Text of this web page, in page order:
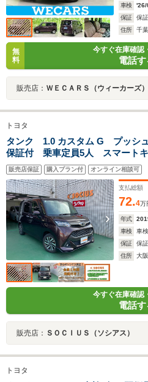
車検
'26/
保証
保
住所
千
無
料
今すぐ在庫確認
電話す
販売店： ＷＥＣＡＲＳ（ウィーカーズ
トヨタ
タンク 1.0 カスタム G プッシ
保証付 乗車定員5人 スマート
モリーナビ(アルパイン) フルセ
ドドア ETC バックカメラ
販売店保証 購入プラン付 オンライン相談可
支払総額
72.4万
年式
車検
車
保証
保
住所
大
今すぐ在庫確認
電話す
販売店： ＳＯＣＩＵＳ（ソシアス）
トヨタ